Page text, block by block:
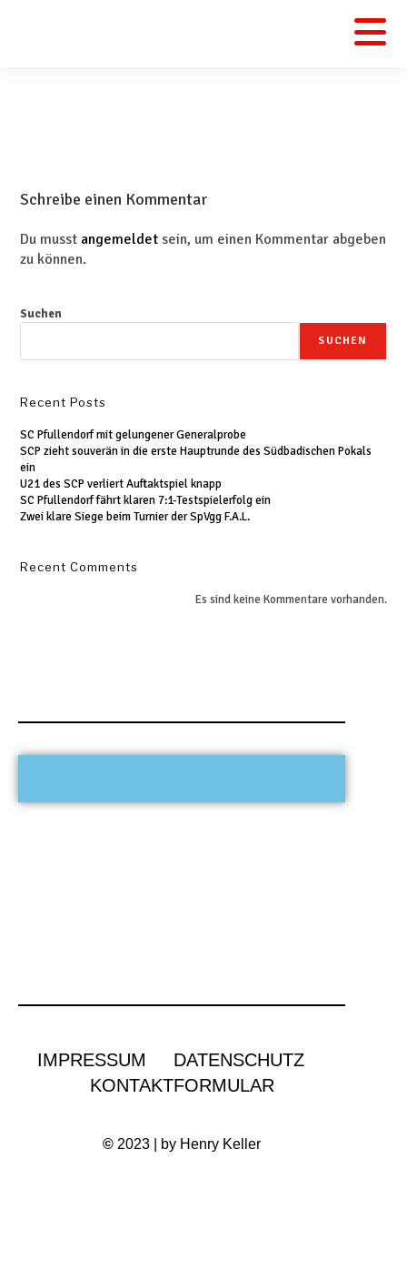
Schreibe einen Kommentar
Du musst angemeldet sein, um einen Kommentar abgeben
zu können.
Suchen
SUCHEN
Recent Posts
SC Pfullendorf mit gelungener Generalprobe
SCP zieht souverän in die erste Hauptrunde des Südbadischen Pokals
ein
U21 des SCP verliert Auftaktspiel knapp
SC Pfullendorf fährt klaren 7:1-Testspielerfolg ein
Zwei klare Siege beim Turnier der SpVgg F.A.L.
Recent Comments
Es sind keine Kommentare vorhanden.
IMPRESSUM
DATENSCHUTZ
KONTAKTFORMULAR
© 2023 | by Henry Keller